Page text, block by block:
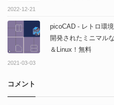
2022-12-21
picoCAD - レトロ環
開発されたミニマル
＆Linux！無料
2021-03-03
コメント